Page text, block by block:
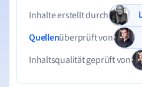
Inhalte erstellt durch
Quellenüberprüft von
Inhaltsqualität geprüft von